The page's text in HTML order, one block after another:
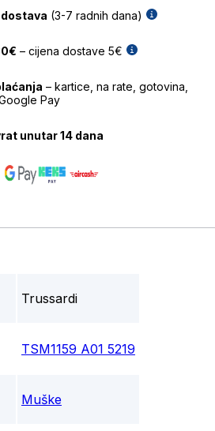
dostava (3-7 radnih dana)
– cijena dostave 5€
– kartice, na rate, gotovina,
Pay
unutar 14 dana
Trussardi
TSM1159 A01 5219
Muške